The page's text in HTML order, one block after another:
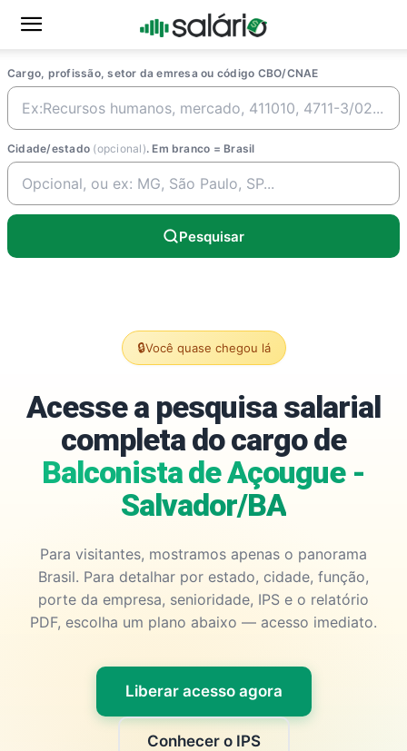
Cargo, profissão, setor da emresa ou código CBO/CNAE
Cidade/estado (opcional). Em branco = Brasil
Pesquisar
🔒Você quase chegou lá
Acesse a pesquisa salarial
completa do cargo de
Balconista de Açougue -
Salvador/BA
Para visitantes, mostramos apenas o panorama
Brasil. Para detalhar por estado, cidade, função,
porte da empresa, senioridade, IPS e o relatório
PDF, escolha um plano abaixo — acesso imediato.
Liberar acesso agora
Conhecer o IPS